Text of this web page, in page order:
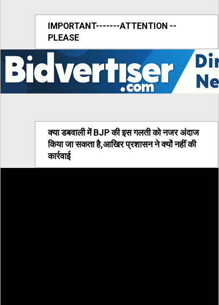
IMPORTANT-------ATTENTION --
PLEASE
क्या डबवाली में BJP की इस गलती को नजर अंदाज
किया जा सकता है,आखिर प्रशासन ने क्यों नहीं की
कार्रवाई